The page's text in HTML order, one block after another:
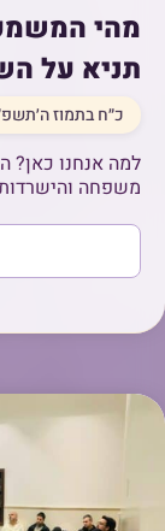
מהי
תניא על
כ״ח בתמוז
למה אנחנו כאן?
משפחה